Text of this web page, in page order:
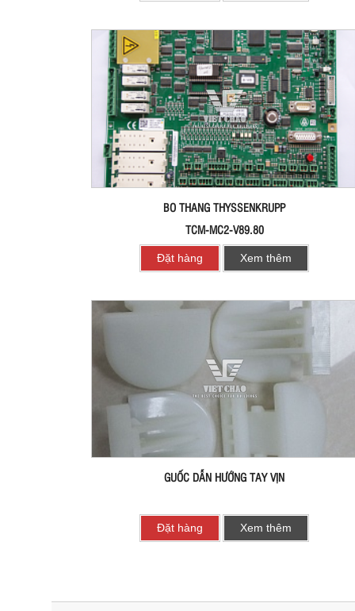
BO THANG THYSSENKRUPP
TCM-MC2-V89.80
Đặt hàng Xem thêm
GUỐC DẪN HƯỚNG TAY VỊN
Đặt hàng Xem thêm